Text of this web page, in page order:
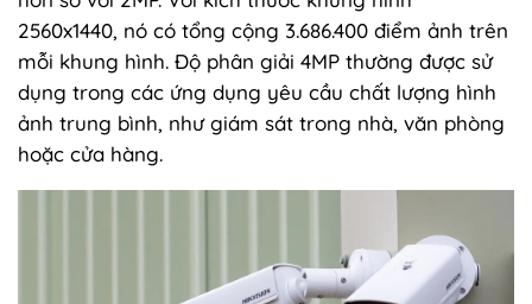
2560x1440, nó có tổng cộng 3.686.400 điểm ảnh trên
mỗi khung hình. Độ phân giải 4MP thường được sử
dụng trong các ứng dụng yêu cầu chất lượng hình
ảnh trung bình, như giám sát trong nhà, văn phòng
hoặc cửa hàng.